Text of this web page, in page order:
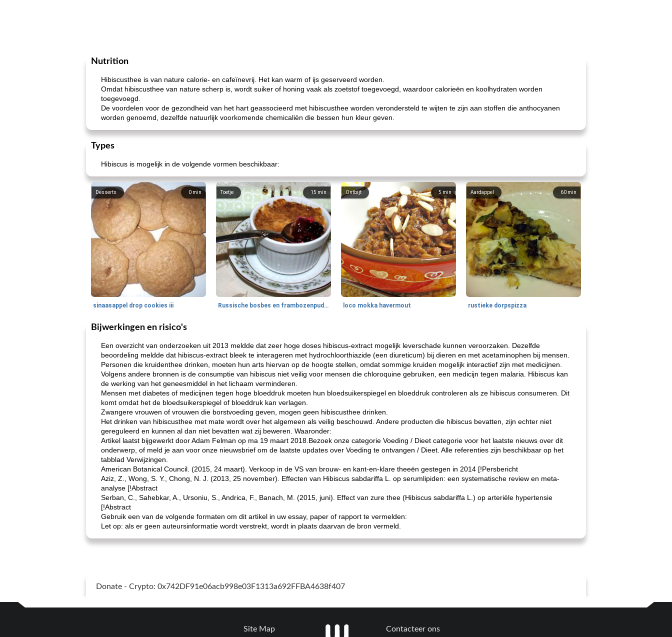
Nutrition
Hibiscusthee is van nature calorie- en cafeïnevrij. Het kan warm of ijs geserveerd worden.
Omdat hibiscusthee van nature scherp is, wordt suiker of honing vaak als zoetstof toegevoegd, waardoor calorieën en koolhydraten worden
toegevoegd.
De voordelen voor de gezondheid van het hart geassocieerd met hibiscusthee worden verondersteld te wijten te zijn aan stoffen die anthocyanen
worden genoemd, dezelfde natuurlijk voorkomende chemicaliën die bessen hun kleur geven.
Types
Hibiscus is mogelijk in de volgende vormen beschikbaar:
0 min
Desserts
sinaasappel drop cookies iii
15 min
Toetje
Russische bosbes en frambozenpudding
5min
Ontbijt
loco mokka havermout
60 min
Aardappel
rustieke dorpspizza
Bijwerkingen en risico's
Een overzicht van onderzoeken uit 2013 meldde dat zeer hoge doses hibiscus-extract mogelijk leverschade kunnen veroorzaken. Dezelfde
beoordeling meldde dat hibiscus-extract bleek te interageren met hydrochloorthiazide (een diureticum) bij dieren en met acetaminophen bij mensen.
Personen die kruidenthee drinken, moeten hun arts hiervan op de hoogte stellen, omdat sommige kruiden mogelijk interactief zijn met medicijnen.
Volgens andere bronnen is de consumptie van hibiscus niet veilig voor mensen die chloroquine gebruiken, een medicijn tegen malaria. Hibiscus kan
de werking van het geneesmiddel in het lichaam verminderen.
Mensen met diabetes of medicijnen tegen hoge bloeddruk moeten hun bloedsuikerspiegel en bloeddruk controleren als ze hibiscus consumeren. Dit
komt omdat het de bloedsuikerspiegel of bloeddruk kan verlagen.
Zwangere vrouwen of vrouwen die borstvoeding geven, mogen geen hibiscusthee drinken.
Het drinken van hibiscusthee met mate wordt over het algemeen als veilig beschouwd. Andere producten die hibiscus bevatten, zijn echter niet
gereguleerd en kunnen al dan niet bevatten wat zij beweren. Waaronder:
Artikel laatst bijgewerkt door Adam Felman op ma 19 maart 2018.Bezoek onze categorie Voeding / Dieet categorie voor het laatste nieuws over dit
onderwerp, of meld je aan voor onze nieuwsbrief om de laatste updates over Voeding te ontvangen / Dieet. Alle referenties zijn beschikbaar op het
tabblad Verwijzingen.
American Botanical Council. (2015, 24 maart). Verkoop in de VS van brouw- en kant-en-klare theeën gestegen in 2014 [!Persbericht
Aziz, Z., Wong, S. Y., Chong, N. J. (2013, 25 november). Effecten van Hibiscus sabdariffa L. op serumlipiden: een systematische review en meta-
analyse [!Abstract
Serban, C., Sahebkar, A., Ursoniu, S., Andrica, F., Banach, M. (2015, juni). Effect van zure thee (Hibiscus sabdariffa L.) op arteriële hypertensie
[!Abstract
Gebruik een van de volgende formaten om dit artikel in uw essay, paper of rapport te vermelden:
Let op: als er geen auteursinformatie wordt verstrekt, wordt in plaats daarvan de bron vermeld.
Donate - Crypto: 0x742DF91e06acb998e03F1313a692FFBA4638f407
Site Map Contacteer ons